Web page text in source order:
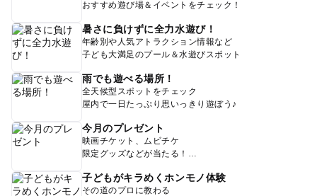
おすすめ遊び場＆イベントをチェック！
暑さに負けずに全力水遊び！
年齢別や人気アトラクション情報など
子ども大満足のプール＆水遊びスポット
雨でも遊べる場所！
全天候型スポットをチェック
屋内で一日たっぷり思いっきり遊ぼう♪
今月のプレゼント
映画チケット、ムビチケ
限定グッズなどが当たる！
子どもがキラめくホンモノ体験
その道のプロに教わる